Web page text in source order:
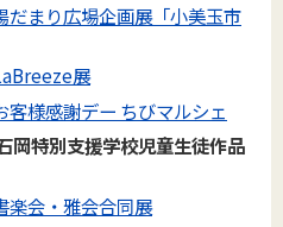
だまり広場企画展「小美玉市
展
客様感謝デー ちびマルシェ
岡特別支援学校児童生徒作品
楽会・雅会合同展